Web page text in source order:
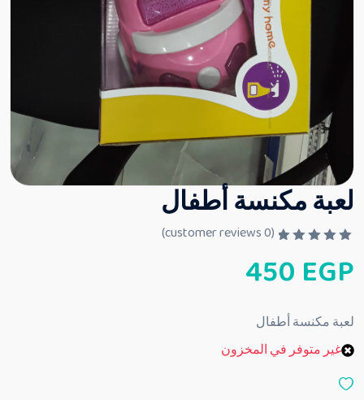
لعبة مكنسة أطفال
م
ا
ي
م
ن
(
0
450 EGP
لعبة مكنسة أطفال
غير متوفر في المخزون